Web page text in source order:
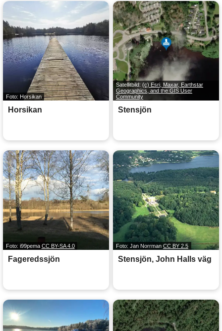
Foto: Horsikan
Horsikan
Satellitbild: (c) Esri, Maxar, Earthstar
Geographics, and the GIS User
Community
Stensjön
Foto: i99pema CC BY-SA 4.0
Fageredssjön
Foto: Jan Norrman CC BY 2.5
Stensjön, John Halls väg